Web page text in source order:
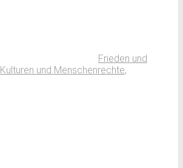
Frieden und
Kulturen und Menschenrechte,